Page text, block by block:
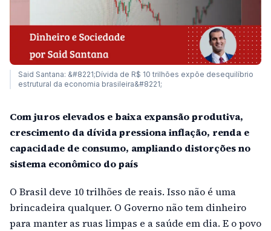
Said Santana: &#8221;Dívida de R$ 10 trilhões expõe desequilíbrio
estrutural da economia brasileira&#8221;
Com juros elevados e baixa expansão produtiva,
crescimento da dívida pressiona inflação, renda e
capacidade de consumo, ampliando distorções no
sistema econômico do país
O Brasil deve 10 trilhões de reais. Isso não é uma
brincadeira qualquer. O Governo não tem dinheiro
para manter as ruas limpas e a saúde em dia. E o povo